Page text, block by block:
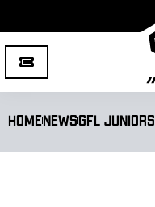
HomeNewsGFL Juniors